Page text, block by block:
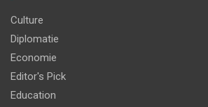
Culture
Diplomatie
Economie
Editor's Pick
Education